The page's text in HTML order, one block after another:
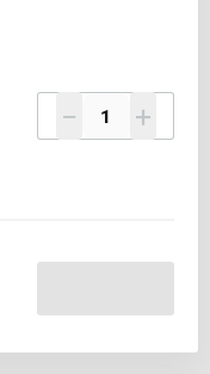
− +